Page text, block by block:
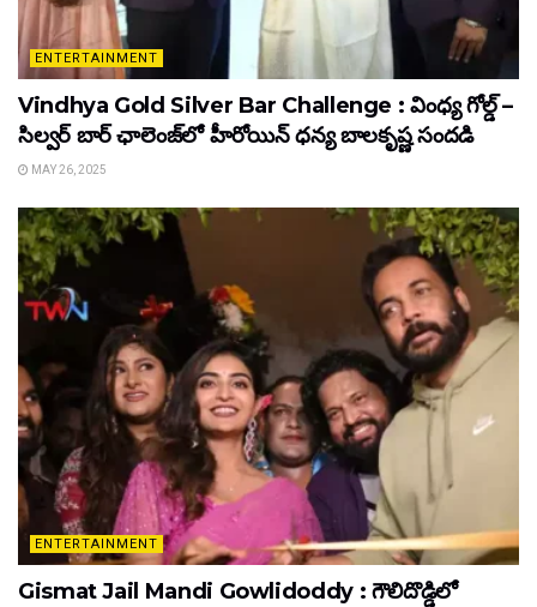
ENTERTAINMENT
Vindhya Gold Silver Bar Challenge : వింధ్య గోల్డ్ –
సిల్వర్ బార్ ఛాలెంజ్‌లో హీరోయిన్ ధ‌న్య బాల‌కృష్ణ‌ సందడి
MAY 26, 2025
ENTERTAINMENT
Gismat Jail Mandi Gowlidoddy : గౌలిదొడ్డిలో